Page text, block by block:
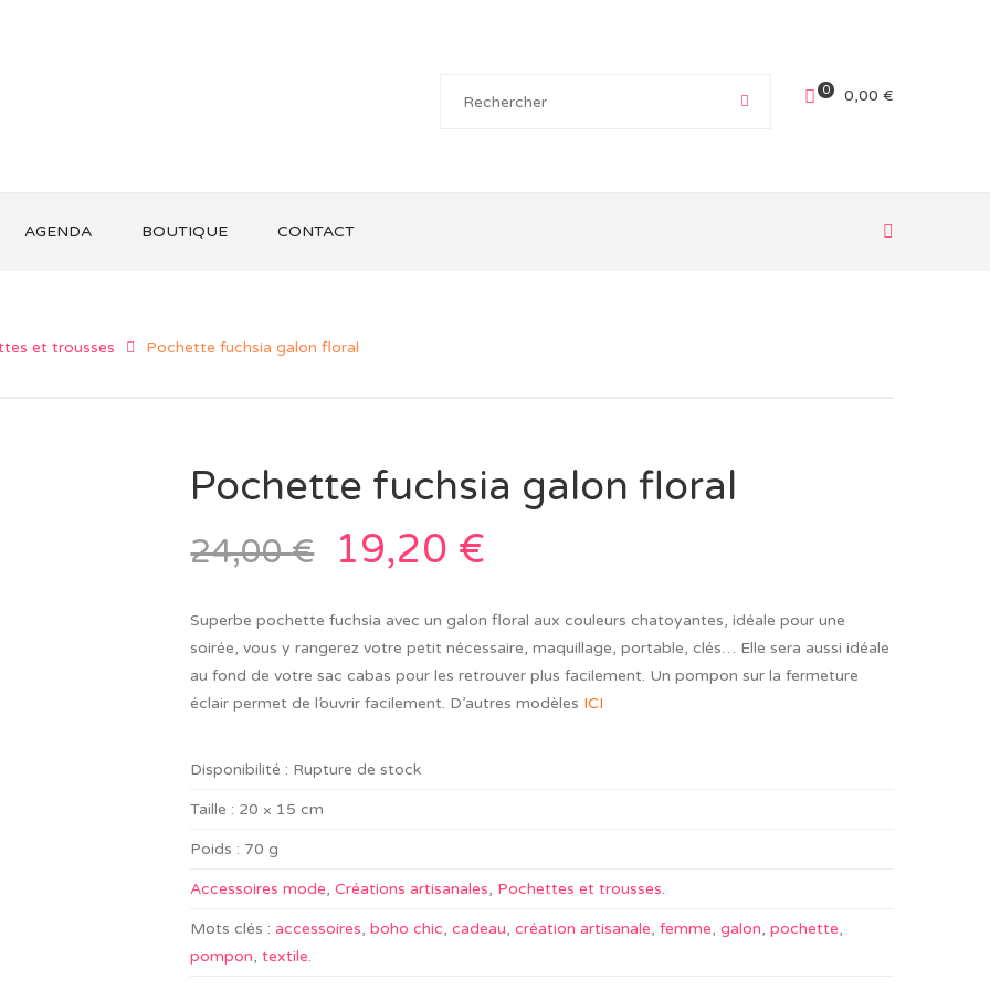
0 0,00 €
AGENDA BOUTIQUE CONTACT
et trousses Pochette fuchsia galon floral
Pochette fuchsia galon floral
24,00€ 19,20 €
Superbe pochette fuchsia avec un galon floral aux couleurs chatoyantes, idéale pour une
soirée, vous y rangerez votre petit nécessaire, maquillage, portable, clés… Elle sera aussi idéale
au fond de votre sac cabas pour les retrouver plus facilement. Un pompon sur la fermeture
éclair permet de l’ouvrir facilement. D’autres modèles ICI
Disponibilité : Rupture de stock
Taille : 20 × 15 cm
Poids : 70 g
Accessoires mode,Créations artisanales, Pochettes et trousses.
Mots clés : accessoires,boho chic,cadeau,création artisanale,femme,galon,pochette,
pompon,textile.